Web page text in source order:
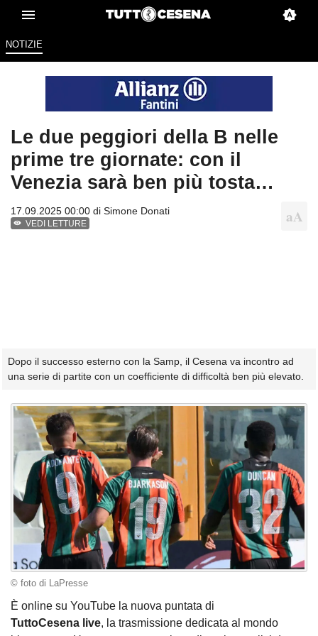
NOTIZIE
Le due peggiori della B nelle
prime tre giornate: con il
Venezia sarà ben più tosta…
17.09.2025 00:00 di Simone Donati
VEDI LETTURE
Dopo il successo esterno con la Samp, il Cesena va incontro ad
una serie di partite con un coefficiente di difficoltà ben più elevato.
© foto di LaPresse
È online su YouTube la nuova puntata di
TuttoCesena live, la trasmissione dedicata al mondo